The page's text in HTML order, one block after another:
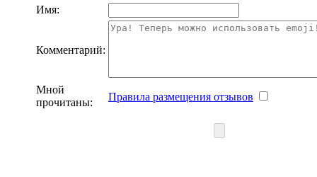
Имя:
Комментарий:
Мной
прочитаны:
Правила размещения отзывов